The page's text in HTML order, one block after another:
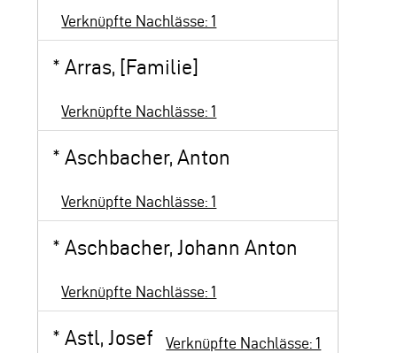
Verknüpfte Nachlässe: 1
*Arras, [Familie]
Verknüpfte Nachlässe: 1
*Aschbacher, Anton
Verknüpfte Nachlässe: 1
*Aschbacher, Johann Anton
Verknüpfte Nachlässe: 1
*Astl, Josef Verknüpfte Nachlässe: 1